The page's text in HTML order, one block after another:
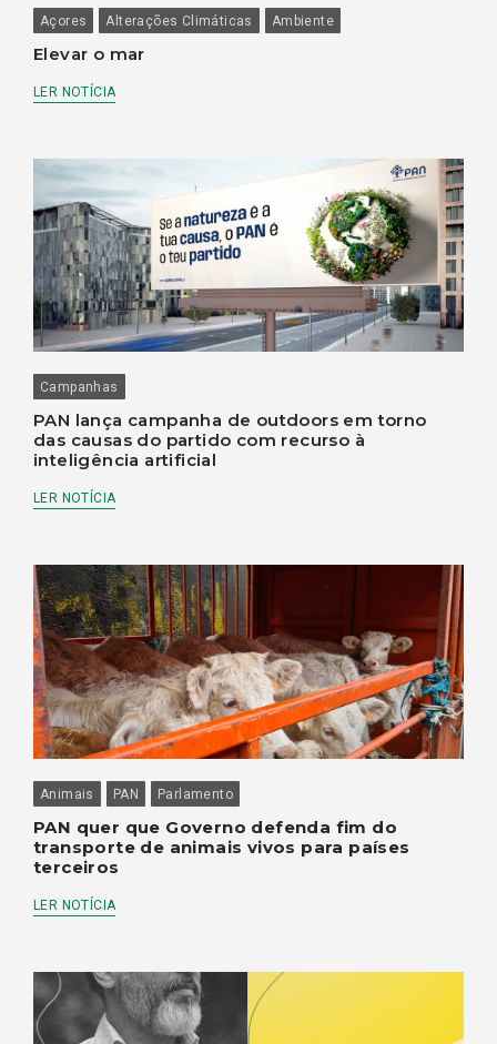
Açores Alterações Climáticas Ambiente
Elevar o mar
LER NOTÍCIA
Campanhas
PAN lança campanha de outdoors em torno
das causas do partido com recurso à
inteligência artificial
LER NOTÍCIA
Animais PAN Parlamento
PAN quer que Governo defenda fim do
transporte de animais vivos para países
terceiros
LER NOTÍCIA